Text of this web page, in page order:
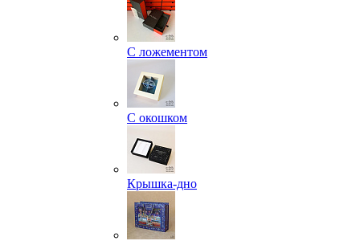
С ложементом
С окошком
Крышка-дно